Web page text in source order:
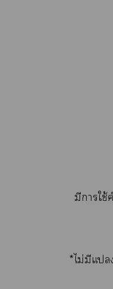
มีาใ
*ไม่มีแ